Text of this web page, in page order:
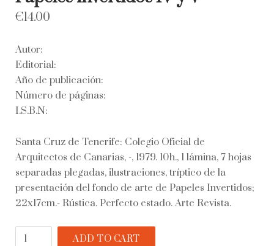
€14.00
Autor:
Editorial:
Año de publicación:
Número de páginas:
I.S.B.N:
Santa Cruz de Tenerife: Colegio Oficial de
Arquitectos de Canarias, -, 1979. 10h., 1 lámina, 7 hojas
separadas plegadas, ilustraciones, tríptico de la
presentación del fondo de arte de Papeles Invertidos;
22x17cm.- Rústica. Perfecto estado. Arte Revista.
Papeles
ADD TO CART